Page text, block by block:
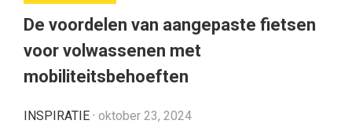
De voordelen van aangepaste fietsen
voor volwassenen met
mobiliteitsbehoeften
INSPIRATIE · oktober 23, 2024